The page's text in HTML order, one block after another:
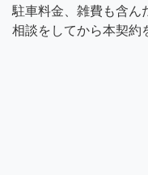
駐車料金、雑費も含ん
相談をしてから本契約